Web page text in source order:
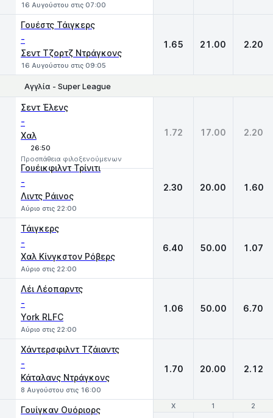
16 Αυγούστου στις 07:00
Γουέστς Τάιγκερς
-
Σεντ Τζορτζ Ντράγκονς
16 Αυγούστου στις 09:05
1.65 21.00 2.20
Αγγλία - Super League
Σεντ Έλενς
-
Xαλ
26:50
Προσπάθεια φιλοξενούμενων
1.72 17.00 2.20
Γουέικφιλντ Τρίνιτι
-
Λιντς Ράινος
Αύριο στις 22:00
2.30 20.00 1.60
Τάιγκερς
-
Χαλ Κίνγκστον Ρόβερς
Αύριο στις 22:00
6.40 50.00 1.07
Λέι Λέοπαρντς
-
York RLFC
Αύριο στις 22:00
1.06 50.00 6.70
Χάντερσφιλντ Τζάιαντς
-
Κάταλανς Ντράγκονς
8 Αυγούστου στις 16:00
1.70 20.00 2.12
Χ 1 2
Γουίγκαν Ουόριορς Χ 1 2